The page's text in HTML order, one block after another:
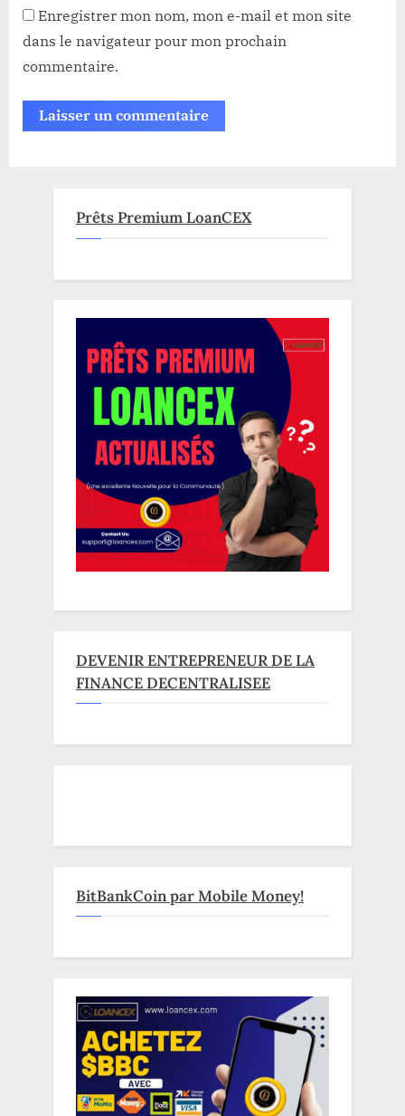
Enregistrer mon nom, mon e-mail et mon site
dans le navigateur pour mon prochain
commentaire.
Prêts Premium LoanCEX
DEVENIR ENTREPRENEUR DE LA
FINANCE DECENTRALISEE
BitBankCoin par Mobile Money!